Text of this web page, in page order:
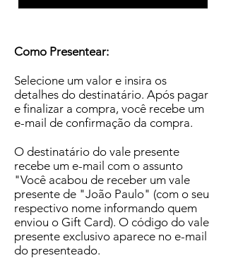
Como Presentear:
Selecione um valor e insira os
detalhes do destinatário. Após pagar
e finalizar a compra, você recebe um
e-mail de confirmação da compra.
O destinatário do vale presente
recebe um e-mail com o assunto
"Você acabou de receber um vale
presente de "João Paulo" (com o seu
respectivo nome informando quem
enviou o Gift Card). O código do vale
presente exclusivo aparece no e-mail
do presenteado.